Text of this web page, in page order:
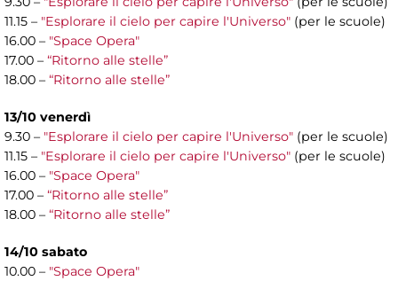
11.15 – "Esplorare il cielo per capire l'Universo" (per le scuole)
16.00 – "Space Opera"
17.00 – “Ritorno alle stelle”
18.00 – “Ritorno alle stelle”
13/10 venerdì
9.30 – "Esplorare il cielo per capire l'Universo" (per le scuole)
11.15 – "Esplorare il cielo per capire l'Universo" (per le scuole)
16.00 – "Space Opera"
17.00 – “Ritorno alle stelle”
18.00 – “Ritorno alle stelle”
14/10 sabato
10.00 – "Space Opera"